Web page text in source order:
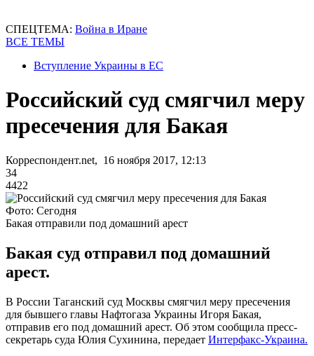
СПЕЦТЕМА: Война в Иране
ВСЕ ТЕМЫ
Вступление Украины в ЕС
Российский суд смягчил меру
пресечения для Бакая
Корреспондент.net, 16 ноября 2017, 12:13
34
4422
Фото: Сегодня
Бакая отправили под домашний арест
Бакая суд отправил под домашний
арест.
В России Таганский суд Москвы смягчил меру пресечения
для бывшего главы Нафтогаза Украины Игоря Бакая,
отправив его под домашний арест. Об этом сообщила пресс-
секретарь суда Юлия Сухинина, передает Интерфакс-Украина.